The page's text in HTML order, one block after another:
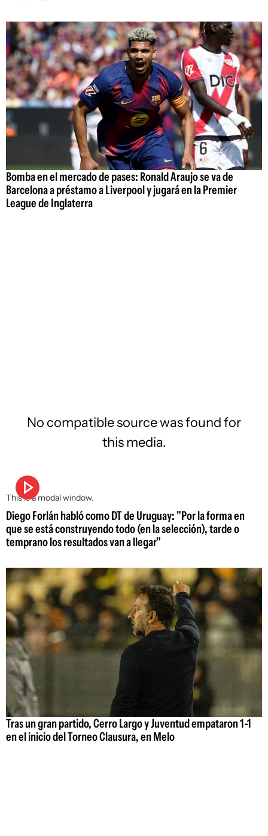
Bomba en el mercado de pases: Ronald Araujo se va de
Barcelona a préstamo a Liverpool y jugará en la Premier
League de Inglaterra
This is a modal window.
No compatible source was found for
this media.
Diego Forlán habló como DT de Uruguay: "Por la forma en
que se está construyendo todo (en la selección), tarde o
temprano los resultados van a llegar"
Tras un gran partido, Cerro Largo y Juventud empataron 1-1
en el inicio del Torneo Clausura, en Melo